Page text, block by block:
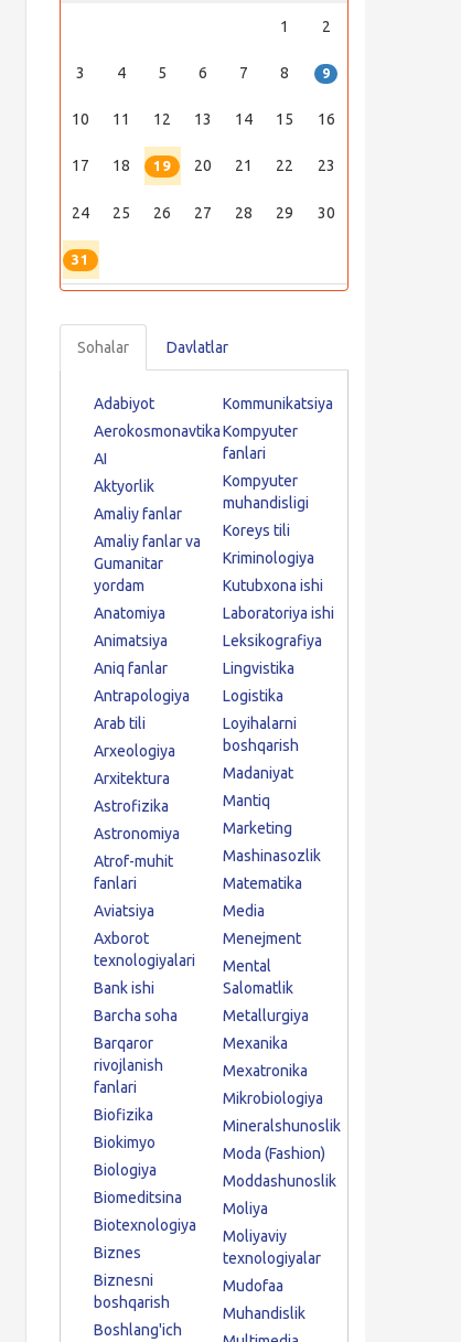
1 2
3 4 5 6 7 8 9
10 11 12 13 14 15 16
17 18 19 20 21 22 23
24 25 26 27 28 29 30
31
Sohalar Davlatlar
Adabiyot
Aerokosmonavtika
AI
Aktyorlik
Amaliy fanlar
Amaliy fanlar va
Gumanitar
yordam
Anatomiya
Animatsiya
Aniq fanlar
Antrapologiya
Arab tili
Arxeologiya
Arxitektura
Astrofizika
Astronomiya
Atrof-muhit
fanlari
Aviatsiya
Axborot
texnologiyalari
Bank ishi
Barcha soha
Barqaror
rivojlanish
fanlari
Biofizika
Biokimyo
Biologiya
Biomeditsina
Biotexnologiya
Biznes
Biznesni
boshqarish
Boshlang'ich
Kommunikatsiya
Kompyuter
fanlari
Kompyuter
muhandisligi
Koreys tili
Kriminologiya
Kutubxona ishi
Laboratoriya ishi
Leksikografiya
Lingvistika
Logistika
Loyihalarni
boshqarish
Madaniyat
Mantiq
Marketing
Mashinasozlik
Matematika
Media
Menejment
Mental
Salomatlik
Metallurgiya
Mexanika
Mexatronika
Mikrobiologiya
Mineralshunoslik
Moda (Fashion)
Moddashunoslik
Moliya
Moliyaviy
texnologiyalar
Mudofaa
Muhandislik